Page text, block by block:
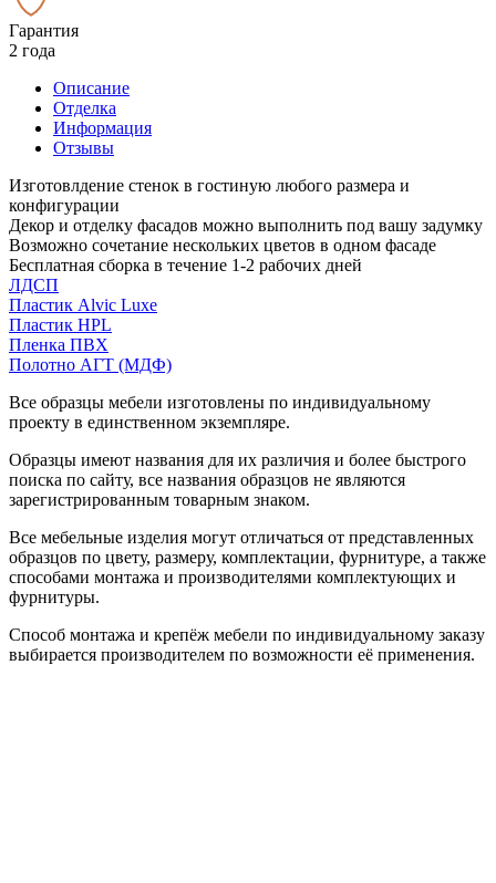
Гарантия
2 года
Описание
Отделка
Информация
Отзывы
Изготовлдение стенок в гостиную любого размера и
конфигурации
Декор и отделку фасадов можно выполнить под вашу задумку
Возможно сочетание нескольких цветов в одном фасаде
Бесплатная сборка в течение 1-2 рабочих дней
ЛДСП
Пластик Alvic Luxe
Пластик HPL
Пленка ПВХ
Полотно АГТ (МДФ)
Все образцы мебели изготовлены по индивидуальному
проекту в единственном экземпляре.
Образцы имеют названия для их различия и более быстрого
поиска по сайту, все названия образцов не являются
зарегистрированным товарным знаком.
Все мебельные изделия могут отличаться от представленных
образцов по цвету, размеру, комплектации, фурнитуре, а также
способами монтажа и производителями комплектующих и
фурнитуры.
Способ монтажа и крепёж мебели по индивидуальному заказу
выбирается производителем по возможности её применения.